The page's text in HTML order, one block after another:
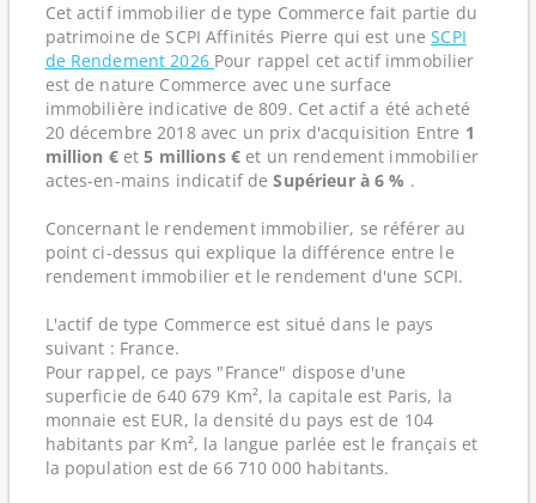
Cet actif immobilier de type Commerce fait partie du
patrimoine de SCPI Affinités Pierre qui est uneSCPI
de Rendement 2026 Pour rappel cet actif immobilier
est de nature Commerce avec une surface
immobilière indicative de 809. Cet actif a été acheté
20 décembre 2018 avec un prix d'acquisition Entre 1
million €et5 millions € et un rendement immobilier
actes-en-mains indicatif deSupérieur à 6 % .
Concernant le rendement immobilier, se référer au
point ci-dessus qui explique la différence entre le
rendement immobilier et le rendement d'une SCPI.
L'actif de type Commerce est situé dans le pays
suivant : France.
Pour rappel, ce pays "France" dispose d'une
superficie de 640 679 Km², la capitale est Paris, la
monnaie est EUR, la densité du pays est de 104
habitants par Km², la langue parlée est le français et
la population est de 66 710 000 habitants.